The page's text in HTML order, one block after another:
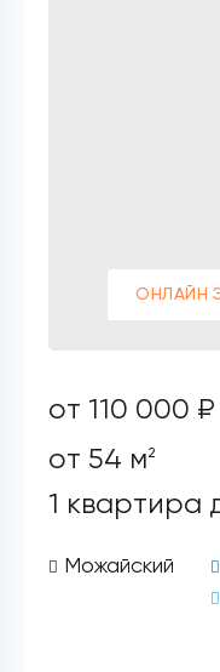
ОНЛАЙН
от 110 000 ₽
от 54 м2
1 квартира
Можайский